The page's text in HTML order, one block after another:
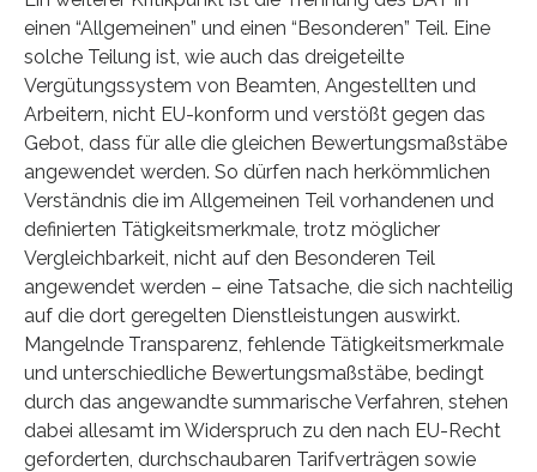
einen “Allgemeinen” und einen “Besonderen” Teil. Eine
solche Teilung ist, wie auch das dreigeteilte
Vergütungssystem von Beamten, Angestellten und
Arbeitern, nicht EU-konform und verstößt gegen das
Gebot, dass für alle die gleichen Bewertungsmaßstäbe
angewendet werden. So dürfen nach herkömmlichen
Verständnis die im Allgemeinen Teil vorhandenen und
definierten Tätigkeitsmerkmale, trotz möglicher
Vergleichbarkeit, nicht auf den Besonderen Teil
angewendet werden – eine Tatsache, die sich nachteilig
auf die dort geregelten Dienstleistungen auswirkt.
Mangelnde Transparenz, fehlende Tätigkeitsmerkmale
und unterschiedliche Bewertungsmaßstäbe, bedingt
durch das angewandte summarische Verfahren, stehen
dabei allesamt im Widerspruch zu den nach EU-Recht
geforderten, durchschaubaren Tarifverträgen sowie